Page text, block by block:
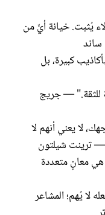
يُثبت. خيانة أيٍّ من
كبيرة، بل
للثقة." — جريج
لا يعني أنهم لا
ترينت شيلتون
هي معانٍ متعددة
لا يُهم؛ المشاعر